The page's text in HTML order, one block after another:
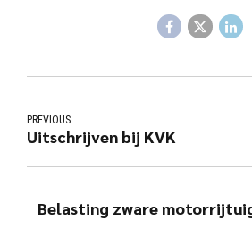
PREVIOUS
Uitschrijven bij KVK
Belasting zware